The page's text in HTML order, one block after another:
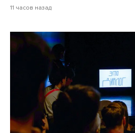
11 часов назад